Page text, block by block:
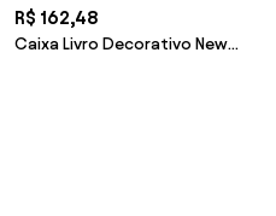
R$ 162,48
Caixa Livro Decorativo New